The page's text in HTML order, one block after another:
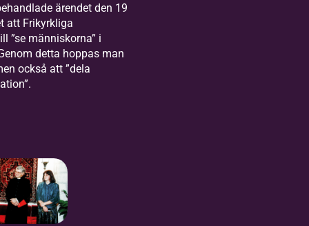
ärendet den 19
att Frikyrkliga
”se människorna” i
detta hoppas man
också att ”dela